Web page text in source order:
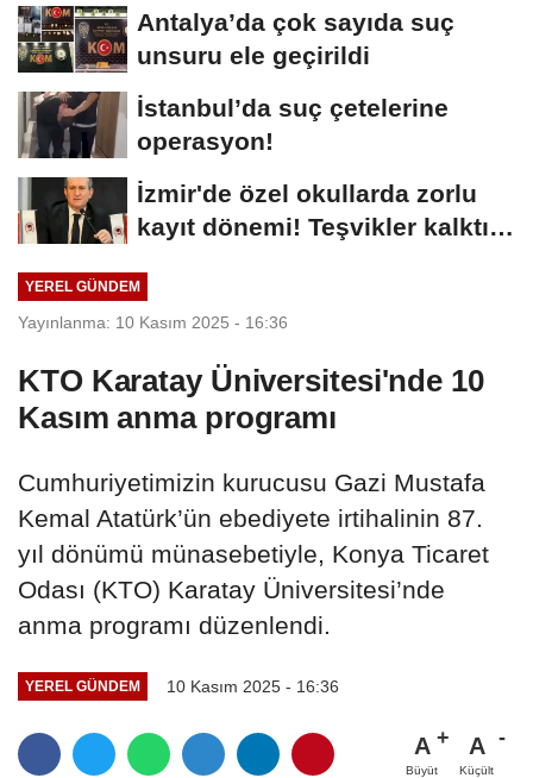
Antalya’da çok sayıda suç
unsuru ele geçirildi
İstanbul’da suç çetelerine
operasyon!
İzmir'de özel okullarda zorlu
kayıt dönemi! Teşvikler kalktı,
YEREL GÜNDEM
Yayınlanma: 10 Kasım 2025 - 16:36
KTO Karatay Üniversitesi'nde 10
Kasım anma programı
Cumhuriyetimizin kurucusu Gazi Mustafa
Kemal Atatürk’ün ebediyete irtihalinin 87.
yıl dönümü münasebetiyle, Konya Ticaret
Odası (KTO) Karatay Üniversitesi’nde
anma programı düzenlendi.
YEREL GÜNDEM 10 Kasım 2025 - 16:36
A
Büyüt
A
Küçült